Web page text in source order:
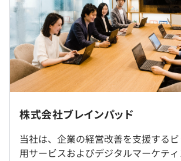
▪️ヤフー株式会社
10年以上にわたりデータ活用をご支援
いる、ブレインパッドのトップクライ
▪️伊藤忠商事株式会社
DXを前提とした成長戦略を掲げる同社
顧客創造価値の増大に加え、SDGs、
▪️トヨタ自動車株式会社
※本社勤務もしくはお客さま先での勤務
さま先での常駐は少なめです）
※リモート（在宅勤務）可
就業場所の変更範囲
＜雇入時＞
※固定残業代分を超える時間外労働は1
全額追加支給
（※想定年収は年収提示額を保証するもので
平均勤続年数
3.5年
研修の有無及び内容
礎を学んだ上で、先輩社員を仮想顧客と
体験に取り組んでいただきます。
自己啓発支援の有無及びその内容
株式会社ブレインパッド
当社は、企業の経営改善を支援する
用サービスおよびデジタルマーケテ